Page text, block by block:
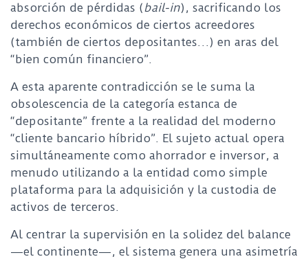
absorción de pérdidas (bail-in), sacrificando los
derechos económicos de ciertos acreedores
(también de ciertos depositantes…) en aras del
“bien común financiero”.
A esta aparente contradicción se le suma la
obsolescencia de la categoría estanca de
“depositante” frente a la realidad del moderno
“cliente bancario híbrido”. El sujeto actual opera
simultáneamente como ahorrador e inversor, a
menudo utilizando a la entidad como simple
plataforma para la adquisición y la custodia de
activos de terceros.
Al centrar la supervisión en la solidez del balance
—el continente—, el sistema genera una asimetría